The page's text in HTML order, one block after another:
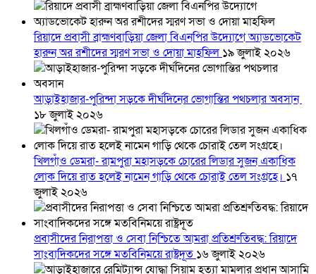
রিয়াদে প্রবাসী ব্রাহ্মণবাড়িয়া জেলা বিএনপির উদ্যোগে অ্যাডভোকেট
হারুন অর রশীদের স্মরণ সভা ও দোয়া মাহফিল ১৯ জুলাই ২০২৬
আড়াইহাজার-পুরিন্দা সড়কে দীর্ঘদিনের ভোগান্তির পথচলার অবসান
১৮ জুলাই ২০২৬
খিলগাঁও ডেমরা- রামপুরা মহাসড়কে চোরের লিডার সুজন একাধিক
লোক দিয়ে রাত হলেই নামেন গাড়ি থেকে চোরাই তেল সংগ্রহে। ১৭
জুলাই ২০২৬
প্রবাসীদের নিরাপত্তা ও সেবা নিশ্চিতে আমরা প্রতিশ্রুতিবদ্ধ: রিয়াদে
সাংবাদিকদের সঙ্গে মতবিনিময়ে রাষ্ট্রদূত ১৬ জুলাই ২০২৬